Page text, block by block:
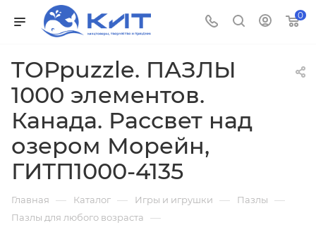
0
TOPpuzzle. ПАЗЛЫ
1000 элементов.
Канада. Рассвет над
озером Морейн,
ГИТП1000-4135
Главная — Каталог — Игры и игрушки — Пазлы —
Пазлы для любого возраста —